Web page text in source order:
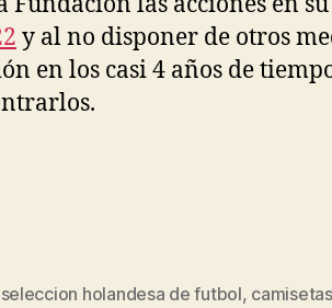
y al no disponer de otros
en los casi 4 años de
holandesa de futbol,